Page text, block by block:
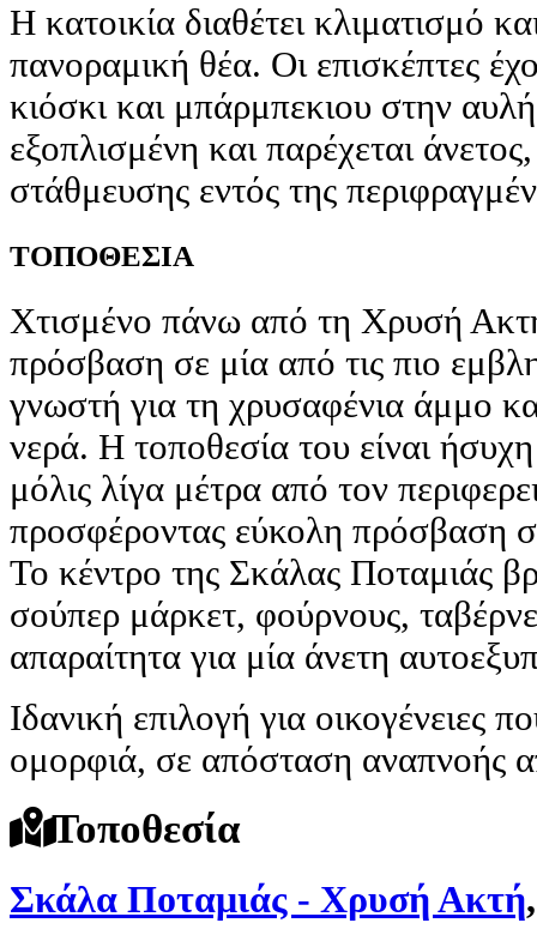
Η κατοικία διαθέτει κλιματισμό
πανοραμική θέα. Οι επισκέπτες
κιόσκι και μπάρμπεκιου στην
εξοπλισμένη και παρέχεται
στάθμευσης εντός της
ΤΟΠΟΘΕΣΙΑ
Χτισμένο πάνω από τη Χρυσή
πρόσβαση σε μία από τις πιο
γνωστή για τη χρυσαφένια άμμο
νερά. Η τοποθεσία του είναι
μόλις λίγα μέτρα από τον
προσφέροντας εύκολη πρόσβαση
Το κέντρο της Σκάλας Ποταμιάς
σούπερ μάρκετ, φούρνους,
απαραίτητα για μία άνετη
Ιδανική επιλογή για οικογένειες
ομορφιά, σε απόσταση αναπνοής
Τοποθεσία
Σκάλα Ποταμιάς - Χρυσή Ακτή